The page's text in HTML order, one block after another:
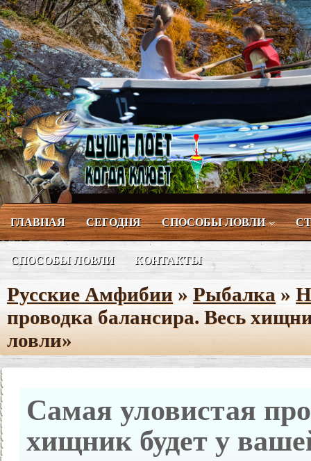
ГЛАВНАЯ СЕГОДНЯ СПОСОБЫ ЛОВЛИ
СПОСОБЫ ЛОВЛИ КОНТАКТЫ
Русские Амфибии » Рыбалка »
проводка балансира. Весь
ловли»
Самая уловистая
хищник будет у